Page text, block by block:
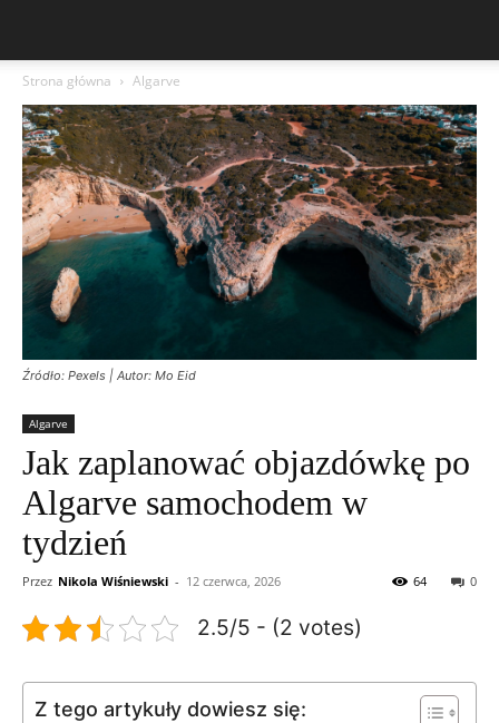
Strona główna Algarve
Źródło: Pexels | Autor: Mo Eid
Algarve
Jak zaplanować objazdówkę po
Algarve samochodem w
tydzień
Przez Nikola Wiśniewski - 12 czerwca, 2026 0
64
2.5/5 - (2 votes)
Z tego artykuły dowiesz się: